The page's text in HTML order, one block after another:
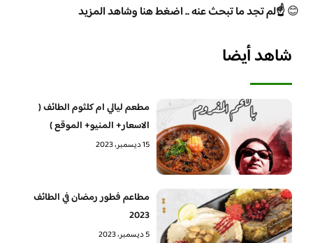
😊☝️لم تجد ما تبحث عنه .. اضغط هنا وشاهد المزيد
شاهد أيضا
مطعم ليالي ام كلثوم الطائف (
الاسعار+ المنيو+ الموقع )
15 ديسمبر، 2023
مطاعم فطور رمضان في الطائف
2023
5 ديسمبر، 2023